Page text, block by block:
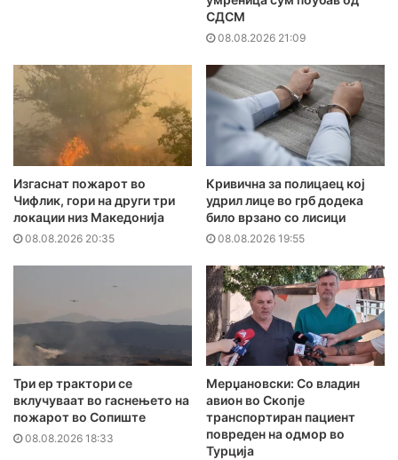
СДСМ
08.08.2026 21:09
Изгаснат пожарот во
Чифлик, гори на други три
локации низ Македонија
08.08.2026 20:35
Кривична за полицаец кој
удрил лице во грб додека
било врзано со лисици
08.08.2026 19:55
Три ер трактори се
вклучуваат во гаснењето на
пожарот во Сопиште
08.08.2026 18:33
Мерџановски: Со владин
авион во Скопје
транспортиран пациент
повреден на одмор во
Турција